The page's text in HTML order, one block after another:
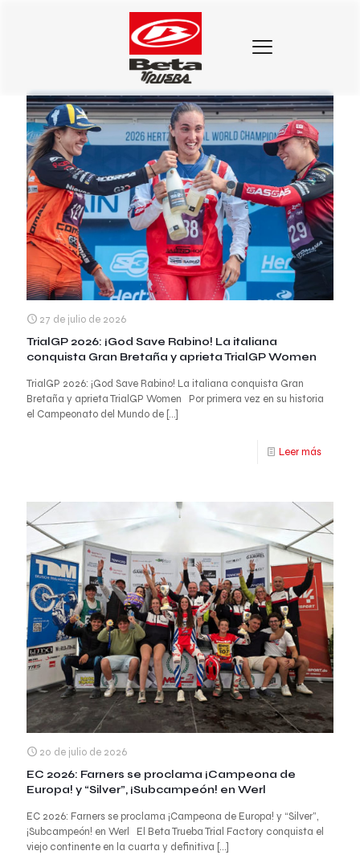
Etiquetas Autores Mostrar todo
27 de julio de 2026
TrialGP 2026: ¡God Save Rabino! La italiana
conquista Gran Bretaña y aprieta TrialGP Women
TrialGP 2026: ¡God Save Rabino! La italiana conquista Gran
Bretaña y aprieta TrialGP Women Por primera vez en su historia
el Campeonato del Mundo de […]
Leer más
20 de julio de 2026
EC 2026: Farners se proclama ¡Campeona de
Europa! y “Silver”, ¡Subcampeón! en Werl
EC 2026: Farners se proclama ¡Campeona de Europa! y “Silver”,
¡Subcampeón! en Werl El Beta Trueba Trial Factory conquista el
viejo continente en la cuarta y definitiva […]